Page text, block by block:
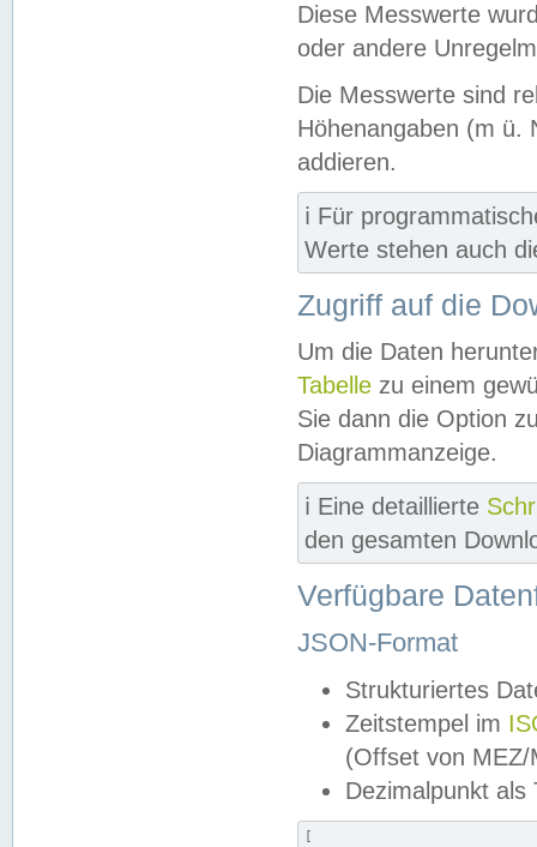
Diese Messwerte
oder andere
Die Messwerte sind
Höhenangaben (m ü.
addieren.
ℹ️ Für
Werte stehen auch
Zugriff auf die
Um die Daten
Tabelle zu einem
Sie dann die Option
Diagrammanzeige.
ℹ️ Eine detaillierte
den gesamten
Verfügbare
JSON-Format
Strukturiertes
Zeitstempel im
(Offset von MEZ/
Dezimalpunkt als
[